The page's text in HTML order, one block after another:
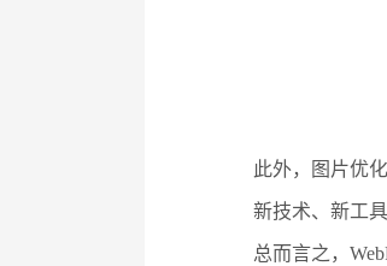
此外，图片优
新技术、新工
总而言之，